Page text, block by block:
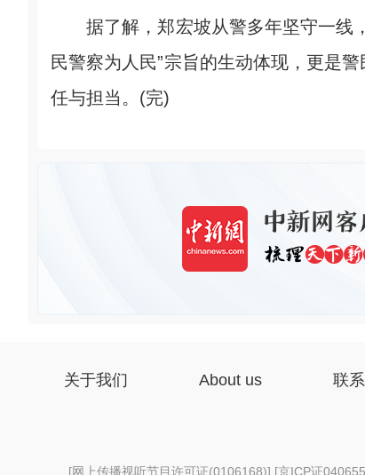
据了解，郑宏坡从警多年坚守一线，
民警察为人民”宗旨的生动体现，更是
任与担当。(完)
关于我们 About us 联
[网上传播视听节目许可证(0106168)] [京ICP证